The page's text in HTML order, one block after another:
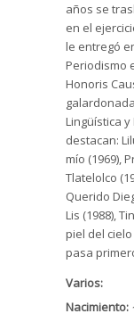
años se
en el
le entregó
Periodismo
Honoris
Lingüística
destacan:
mío (1969),
Tlatelolco
Querido
Lis (1988),
piel del cielo
pasa
Varios:
Nacimiento: